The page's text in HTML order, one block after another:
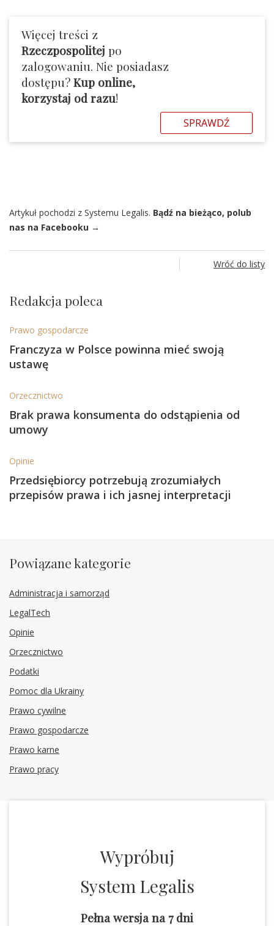
Więcej treści z
Rzeczpospolitej po
zalogowaniu. Nie posiadasz
dostępu?Kup online,
korzystaj od razu!
SPRAWDŹ
Artykuł pochodzi z Systemu Legalis. Bądź na bieżąco, polub
nas na Facebooku →
Wróć do listy
Redakcja poleca
Prawo gospodarcze
Franczyza w Polsce powinna mieć swoją
ustawę
Orzecznictwo
Brak prawa konsumenta do odstąpienia od
umowy
Opinie
Przedsiębiorcy potrzebują zrozumiałych
przepisów prawa i ich jasnej interpretacji
Powiązane kategorie
Administracja i samorząd
LegalTech
Opinie
Orzecznictwo
Podatki
Pomoc dla Ukrainy
Prawo cywilne
Prawo gospodarcze
Prawo karne
Prawo pracy
Wypróbuj
System Legalis
Pełna wersja na 7 dni